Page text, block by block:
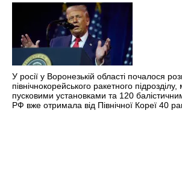
У росії у Воронезькій області почалося
північнокорейського ракетного
пусковими установками та 120
РФ вже отримала від Північної Кореї 40